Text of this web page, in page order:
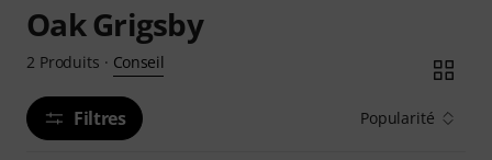
Oak Grigsby
2 Produits · Conseil
Filtres Popularité